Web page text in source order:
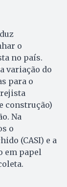
o
no país.
variação do
para o
construção)
Na
o
(CASI) e a
em papel